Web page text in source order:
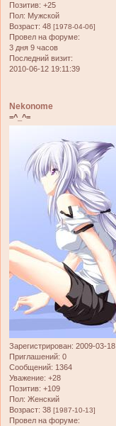
Позитив: +25
Пол: Мужской
Возраст: 48 [1978-04-06]
Провел на форуме:
3 дня 9 часов
Последний визит:
2010-06-12 19:11:39
Nekonome
=^_^=
Зарегистрирован: 2009-03-18
Приглашений: 0
Сообщений: 1364
Уважение: +28
Позитив: +109
Пол: Женский
Возраст: 38 [1987-10-13]
Провел на форуме: